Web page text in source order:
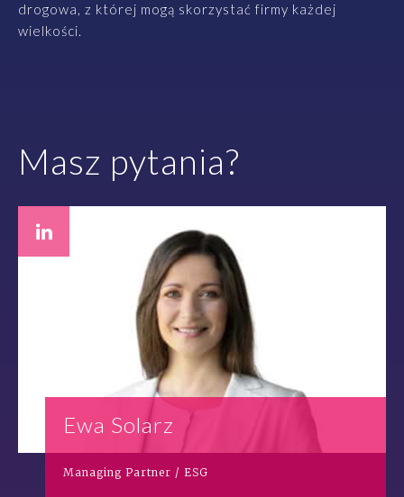
drogowa, z której mogą skorzystać firmy każdej
wielkości.
Masz pytania?
Ewa Solarz
Managing Partner / ESG